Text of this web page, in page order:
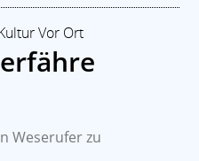
Vor Ort
Weserufer zu